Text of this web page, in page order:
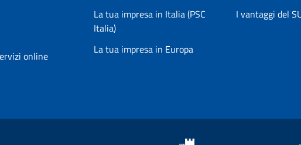
online
La tua impresa in Italia (PSC
Italia)
La tua impresa in Europa
I vantaggi del